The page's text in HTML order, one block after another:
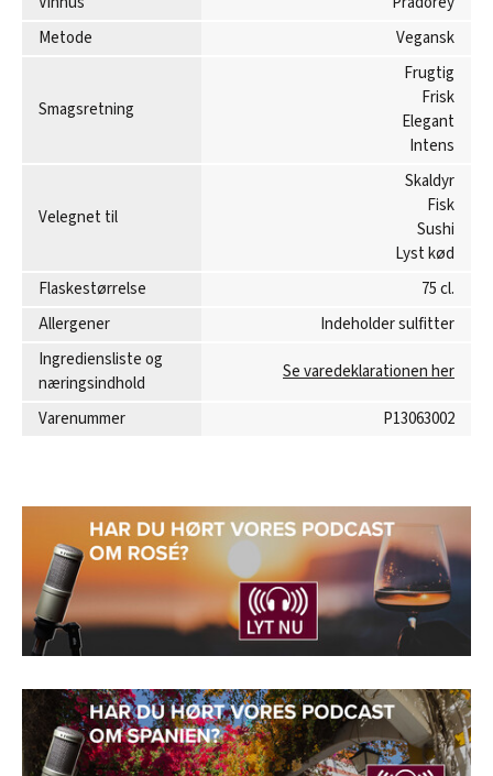
Metode
Vegansk
Smagsretning
Frugtig
Frisk
Elegant
Intens
Velegnet til
Skaldyr
Fisk
Sushi
Lyst kød
Flaskestørrelse
75 cl.
Allergener
Indeholder sulfitter
Ingrediensliste og
næringsindhold
Se varedeklarationen her
Varenummer P13063002